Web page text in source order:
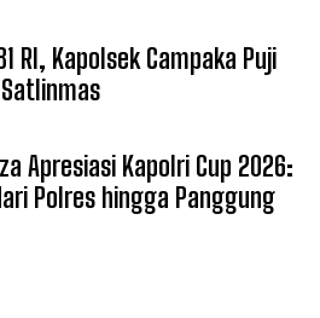
RI, Kapolsek Campaka Puji
Apresiasi Kapolri Cup 2026:
Polres hingga Panggung